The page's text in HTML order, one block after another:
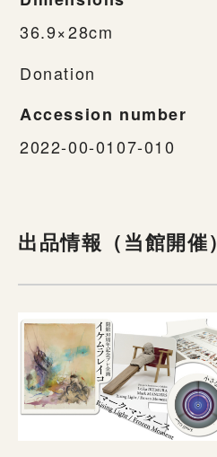
36.9×28cm
Donation
Accession number
2022-00-0107-010
出品情報（当館開催）